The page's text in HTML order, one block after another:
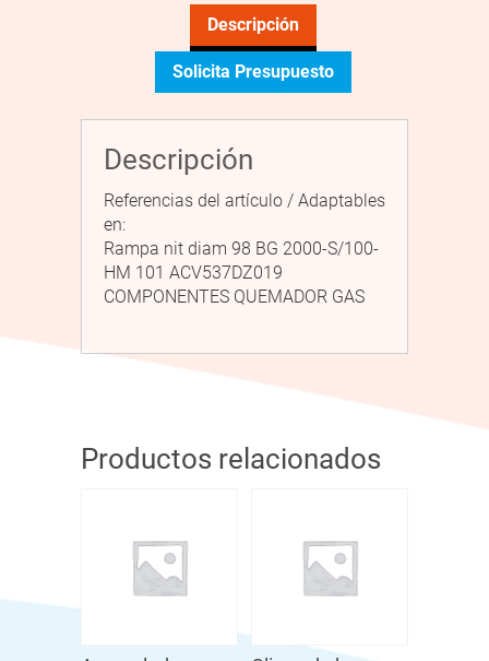
Descripción
Solicita Presupuesto
Descripción
Referencias del artículo / Adaptables
en:
Rampa nit diam 98 BG 2000-S/100-
HM 101 ACV537DZ019
COMPONENTES QUEMADOR GAS
Productos relacionados